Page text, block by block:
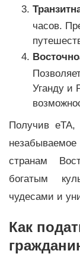
часов.
Уганду и
Получив
странам
богатым
чудесами и
Как